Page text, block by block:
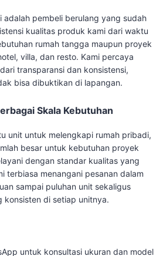
adalah pembeli berulang yang sudah
kualitas produk kami dari waktu
rumah tangga maupun proyek
villa, dan resto. Kami percaya
transparansi dan konsistensi,
bisa dibuktikan di lapangan.
Skala Kebutuhan
unit untuk melengkapi rumah pribadi,
besar untuk kebutuhan proyek
dengan standar kualitas yang
terbiasa menangani pesanan dalam
sampai puluhan unit sekaligus
konsisten di setiap unitnya.
untuk konsultasi ukuran dan model